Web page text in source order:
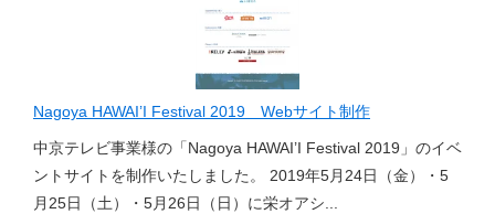
Nagoya HAWAI’I Festival 2019 Webサイト制作
中京テレビ事業様の「Nagoya HAWAI’I Festival 2019」のイベ
ントサイトを制作いたしました。 2019年5月24日（金）・5
月25日（土）・5月26日（日）に栄オアシ...